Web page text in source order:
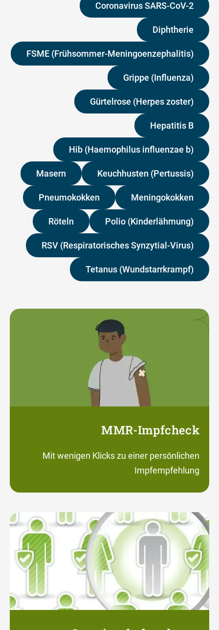
Coronavirus SARS-CoV-2
Diphtherie
FSME (Frühsommer-Meningoenzephalitis)
Grippe (Influenza)
Gürtelrose (Herpes zoster)
Hepatitis B
Hib (Haemophilus influenzae b)
Keuchhusten (Pertussis)
Masern
Meningokokken
Pneumokokken
Polio (Kinderlähmung)
Röteln
RSV (Respiratorisches Synzytial-Virus)
Tetanus (Wundstarrkrampf)
MMR-Impfcheck
Mit wenigen Klicks zu einer persönlichen
Impfempfehlung